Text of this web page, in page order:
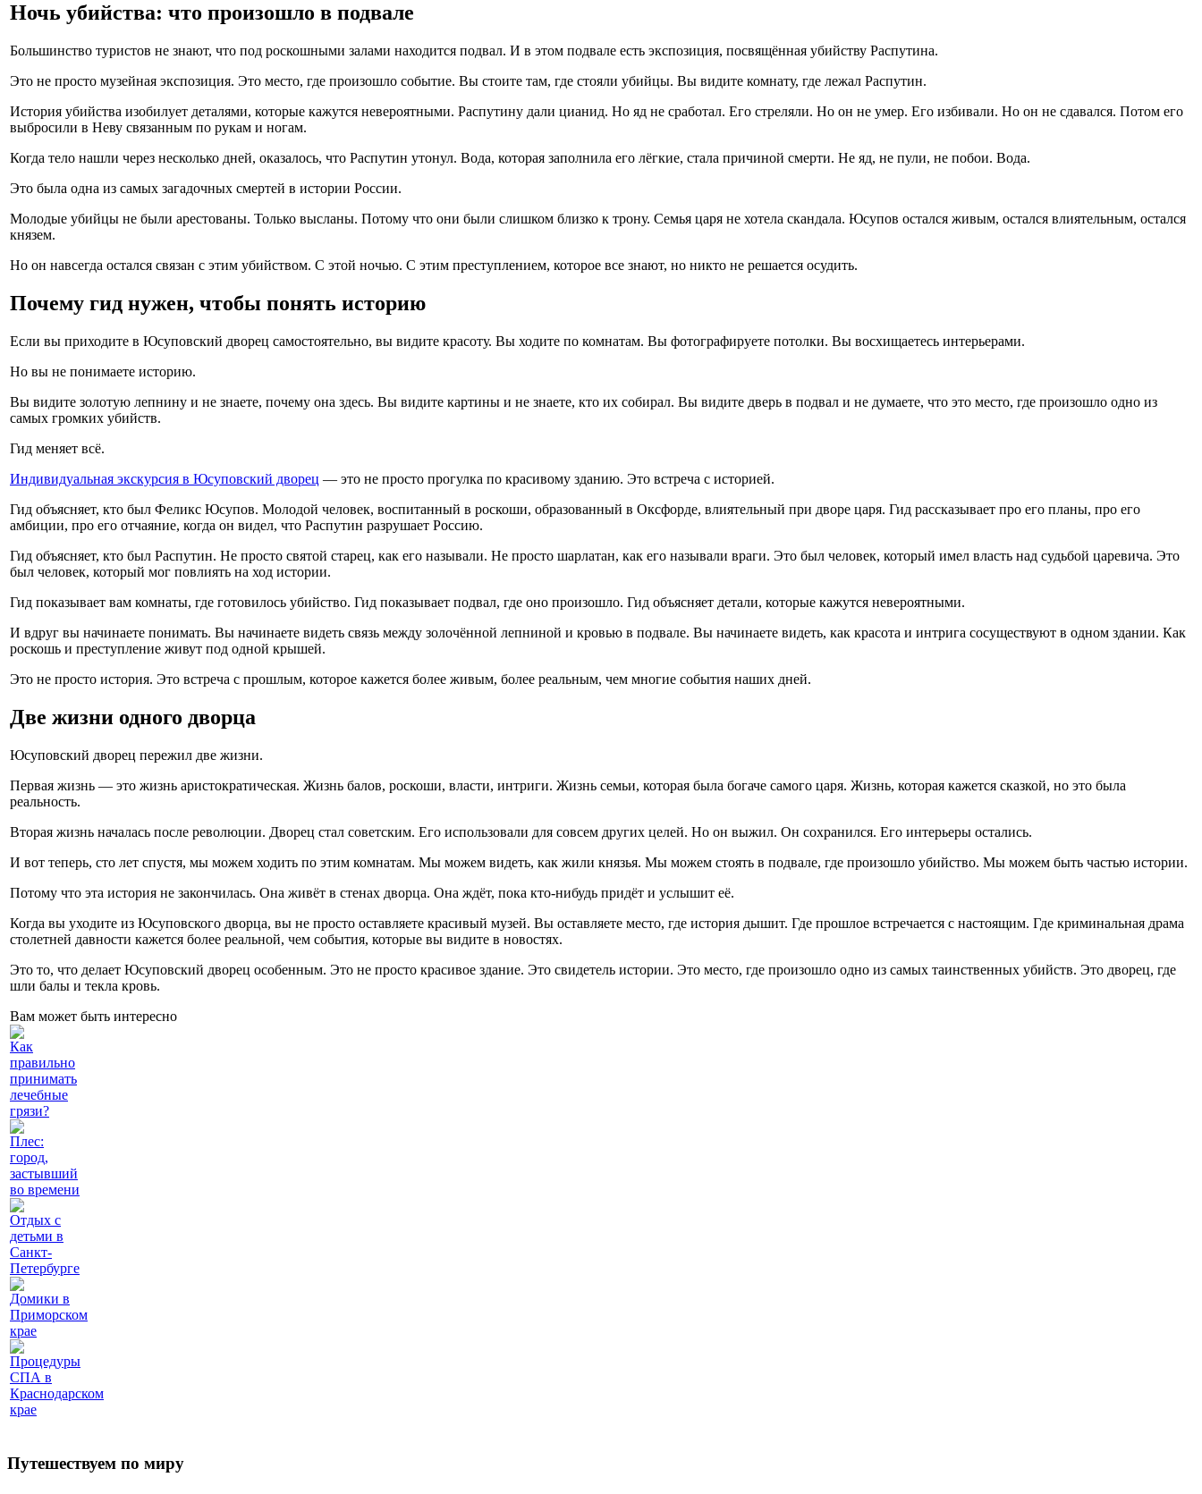
Ночь убийства: что произошло в подвале
Большинство туристов не знают, что под роскошными залами находится подвал. И в этом подвале есть экспозиция, посвящённая убийству Распутина.
Это не просто музейная экспозиция. Это место, где произошло событие. Вы стоите там, где стояли убийцы. Вы видите комнату, где лежал Распутин.
История убийства изобилует деталями, которые кажутся невероятными. Распутину дали цианид. Но яд не сработал. Его стреляли. Но он не умер. Его избивали. Но он не сдавался. Потом его
выбросили в Неву связанным по рукам и ногам.
Когда тело нашли через несколько дней, оказалось, что Распутин утонул. Вода, которая заполнила его лёгкие, стала причиной смерти. Не яд, не пули, не побои. Вода.
Это была одна из самых загадочных смертей в истории России.
Молодые убийцы не были арестованы. Только высланы. Потому что они были слишком близко к трону. Семья царя не хотела скандала. Юсупов остался живым, остался влиятельным, остался
князем.
Но он навсегда остался связан с этим убийством. С этой ночью. С этим преступлением, которое все знают, но никто не решается осудить.
Почему гид нужен, чтобы понять историю
Если вы приходите в Юсуповский дворец самостоятельно, вы видите красоту. Вы ходите по комнатам. Вы фотографируете потолки. Вы восхищаетесь интерьерами.
Но вы не понимаете историю.
Вы видите золотую лепнину и не знаете, почему она здесь. Вы видите картины и не знаете, кто их собирал. Вы видите дверь в подвал и не думаете, что это место, где произошло одно из
самых громких убийств.
Гид меняет всё.
Индивидуальная экскурсия в Юсуповский дворец — это не просто прогулка по красивому зданию. Это встреча с историей.
Гид объясняет, кто был Феликс Юсупов. Молодой человек, воспитанный в роскоши, образованный в Оксфорде, влиятельный при дворе царя. Гид рассказывает про его планы, про его
амбиции, про его отчаяние, когда он видел, что Распутин разрушает Россию.
Гид объясняет, кто был Распутин. Не просто святой старец, как его называли. Не просто шарлатан, как его называли враги. Это был человек, который имел власть над судьбой царевича. Это
был человек, который мог повлиять на ход истории.
Гид показывает вам комнаты, где готовилось убийство. Гид показывает подвал, где оно произошло. Гид объясняет детали, которые кажутся невероятными.
И вдруг вы начинаете понимать. Вы начинаете видеть связь между золочённой лепниной и кровью в подвале. Вы начинаете видеть, как красота и интрига сосуществуют в одном здании. Как
роскошь и преступление живут под одной крышей.
Это не просто история. Это встреча с прошлым, которое кажется более живым, более реальным, чем многие события наших дней.
Две жизни одного дворца
Юсуповский дворец пережил две жизни.
Первая жизнь — это жизнь аристократическая. Жизнь балов, роскоши, власти, интриги. Жизнь семьи, которая была богаче самого царя. Жизнь, которая кажется сказкой, но это была
реальность.
Вторая жизнь началась после революции. Дворец стал советским. Его использовали для совсем других целей. Но он выжил. Он сохранился. Его интерьеры остались.
И вот теперь, сто лет спустя, мы можем ходить по этим комнатам. Мы можем видеть, как жили князья. Мы можем стоять в подвале, где произошло убийство. Мы можем быть частью истории.
Потому что эта история не закончилась. Она живёт в стенах дворца. Она ждёт, пока кто-нибудь придёт и услышит её.
Когда вы уходите из Юсуповского дворца, вы не просто оставляете красивый музей. Вы оставляете место, где история дышит. Где прошлое встречается с настоящим. Где криминальная драма
столетней давности кажется более реальной, чем события, которые вы видите в новостях.
Это то, что делает Юсуповский дворец особенным. Это не просто красивое здание. Это свидетель истории. Это место, где произошло одно из самых таинственных убийств. Это дворец, где
шли балы и текла кровь.
Вам может быть интересно
Как
правильно
принимать
лечебные
грязи?
Плес:
город,
застывший
во времени
Отдых с
детьми в
Санкт-
Петербурге
Домики в
Приморском
крае
Процедуры
СПА в
Краснодарском
крае
Путешествуем по миру